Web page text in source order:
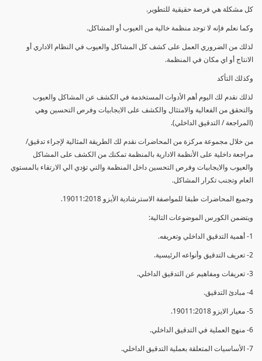
كل مشكلة هي فرصة حقيقية للتطوير.
وكما نعلم فإنه لا توجد منظمة خالية من العيوب أو المشاكل.
لذلك من الضروري العمل على كشف كل المشاكل والعيوب في النظام الاداري أو
الانتاج أو اي مكان في المنظمة.
وكذلك التأكد
لذلك نقدم لك اليوم أهم الأدوات المستخدمة في الكشف عن المشاكل والعيوب
والتحقق من الفعالية والامتثال والكشف على الايجابيات وفرص التحسين وهي
(المراجعة / التدقيق الداخلي).
من خلال مجموعة مركزة من المحاضرات نقدم لك الطريقة المثالية لإجراء تدقيق/
مراجعة داخلية على الأنظمة الادارية بالمنظمة تمكنك من الكشف على المشاكل
والعيوب والايجابيات وفرص التحسين داخل المنظمة والتي تؤدي الي الارتقاء بالمستوي
العام وتجنب تكرار المشاكل.
وجميع المحاضرات طبقا للمواصفة الاسترشادية الأيزو 19011:2018.
ويتضمن الكورس الموضوعات التالية:
1- أهمية التدقيق الداخلي وتعريفه.
2- تعريف التدقيق وأنواعه الرئيسية.
3- تعريفات ومفاهيم عن التدقيق الداخلي.
4- مبادئ التدقيق.
5- معيار الايزو 19011:2018.
6- منهج العملية في التدقيق الداخلي.
7- الأساسيات المتعلقة بعملية التدقيق الداخلي.